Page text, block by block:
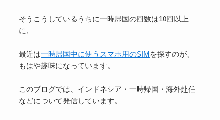
そうこうしているうちに一時帰国の回数は10回以上
に。
最近は一時帰国中に使うスマホ用のSIMを探すのが、
もはや趣味になっています。
このブログでは、インドネシア・一時帰国・海外赴任
などについて発信しています。